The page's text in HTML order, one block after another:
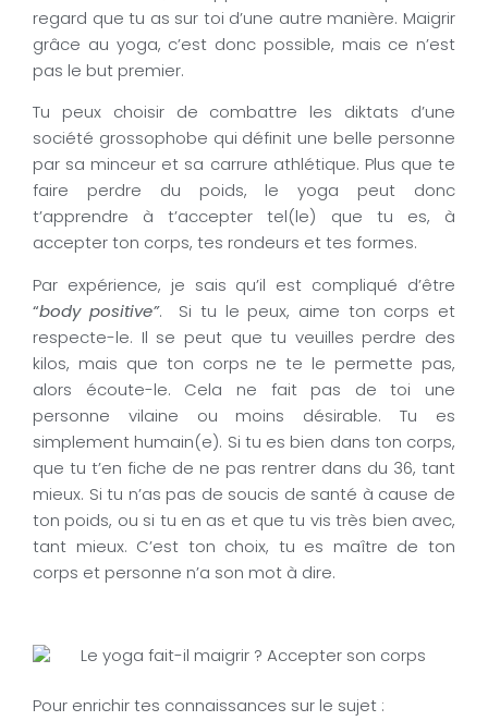
regard que tu as sur toi d’une autre manière. Maigrir
grâce au yoga, c’est donc possible, mais ce n’est
pas le but premier.
Tu peux choisir de combattre les diktats d’une
société grossophobe qui définit une belle personne
par sa minceur et sa carrure athlétique. Plus que te
faire perdre du poids, le yoga peut donc
t’apprendre à t’accepter tel(le) que tu es, à
accepter ton corps, tes rondeurs et tes formes.
Par expérience, je sais qu’il est compliqué d’être
“body positive”. Si tu le peux, aime ton corps et
respecte-le. Il se peut que tu veuilles perdre des
kilos, mais que ton corps ne te le permette pas,
alors écoute-le. Cela ne fait pas de toi une
personne vilaine ou moins désirable. Tu es
simplement humain(e). Si tu es bien dans ton corps,
que tu t’en fiche de ne pas rentrer dans du 36, tant
mieux. Si tu n’as pas de soucis de santé à cause de
ton poids, ou si tu en as et que tu vis très bien avec,
tant mieux. C’est ton choix, tu es maître de ton
corps et personne n’a son mot à dire.
Pour enrichir tes connaissances sur le sujet :